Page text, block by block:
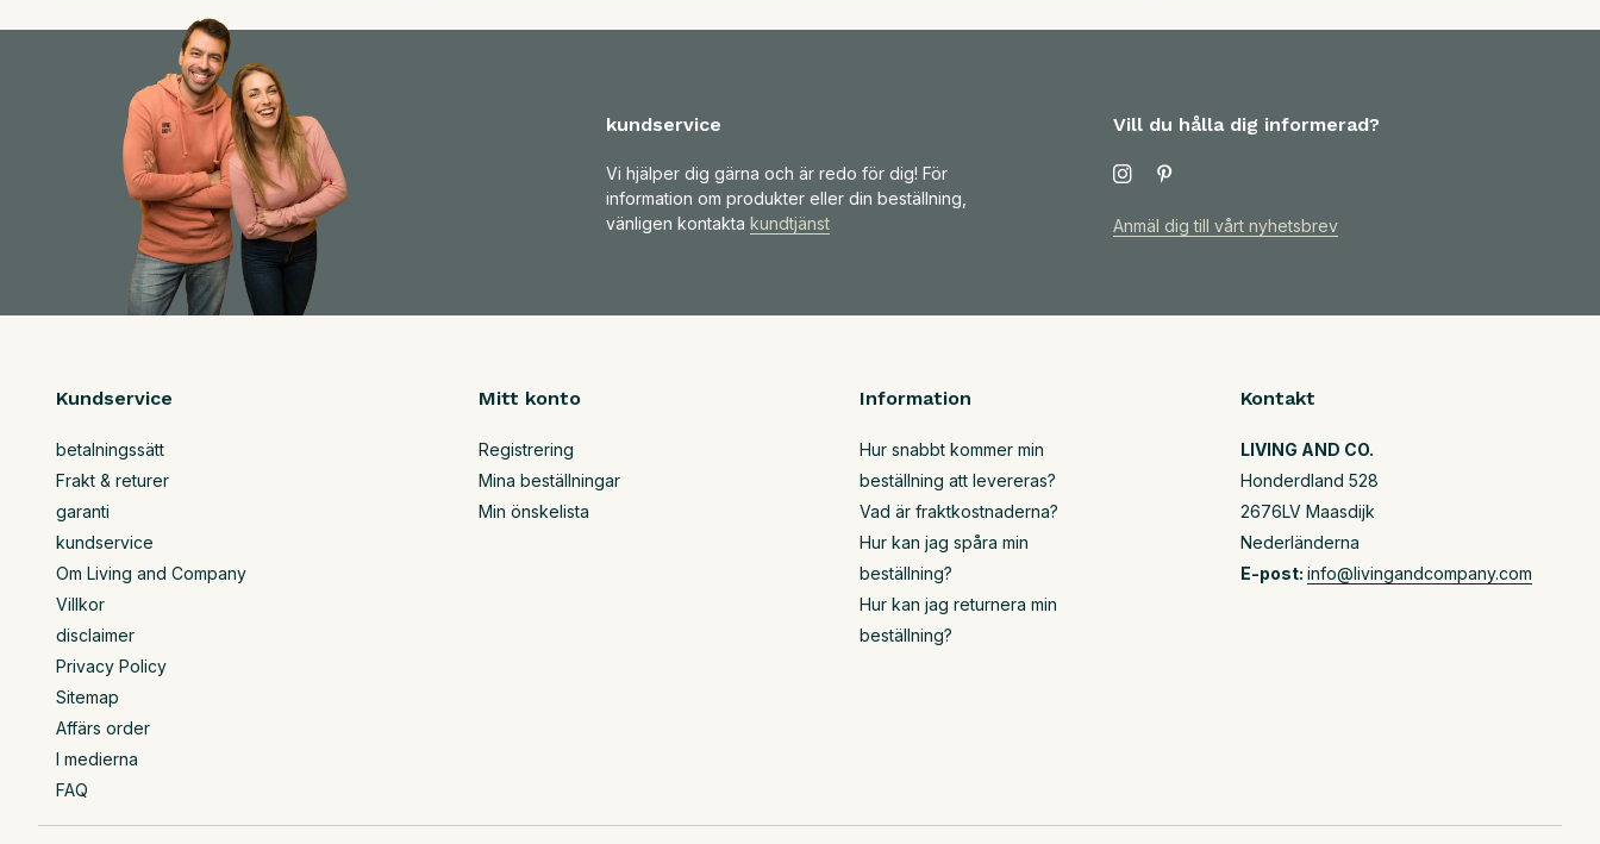
kundservice
Vi hjälper dig gärna och är redo för dig! För
information om produkter eller din beställning,
vänligen kontakta kundtjänst
Vill du hålla dig informerad?
Anmäl dig till vårt nyhetsbrev
Kundservice
betalningssätt
Frakt & returer
garanti
kundservice
Om Living and Company
Villkor
disclaimer
Privacy Policy
Sitemap
Affärs order
I medierna
FAQ
Mitt konto
Registrering
Mina beställningar
Min önskelista
Information
Hur snabbt kommer min
beställning att levereras?
Vad är fraktkostnaderna?
Hur kan jag spåra min
beställning?
Hur kan jag returnera min
beställning?
Kontakt
LIVING AND CO.
Honderdland 528
2676LV Maasdijk
Nederländerna
E-post: info@livingandcompany.com